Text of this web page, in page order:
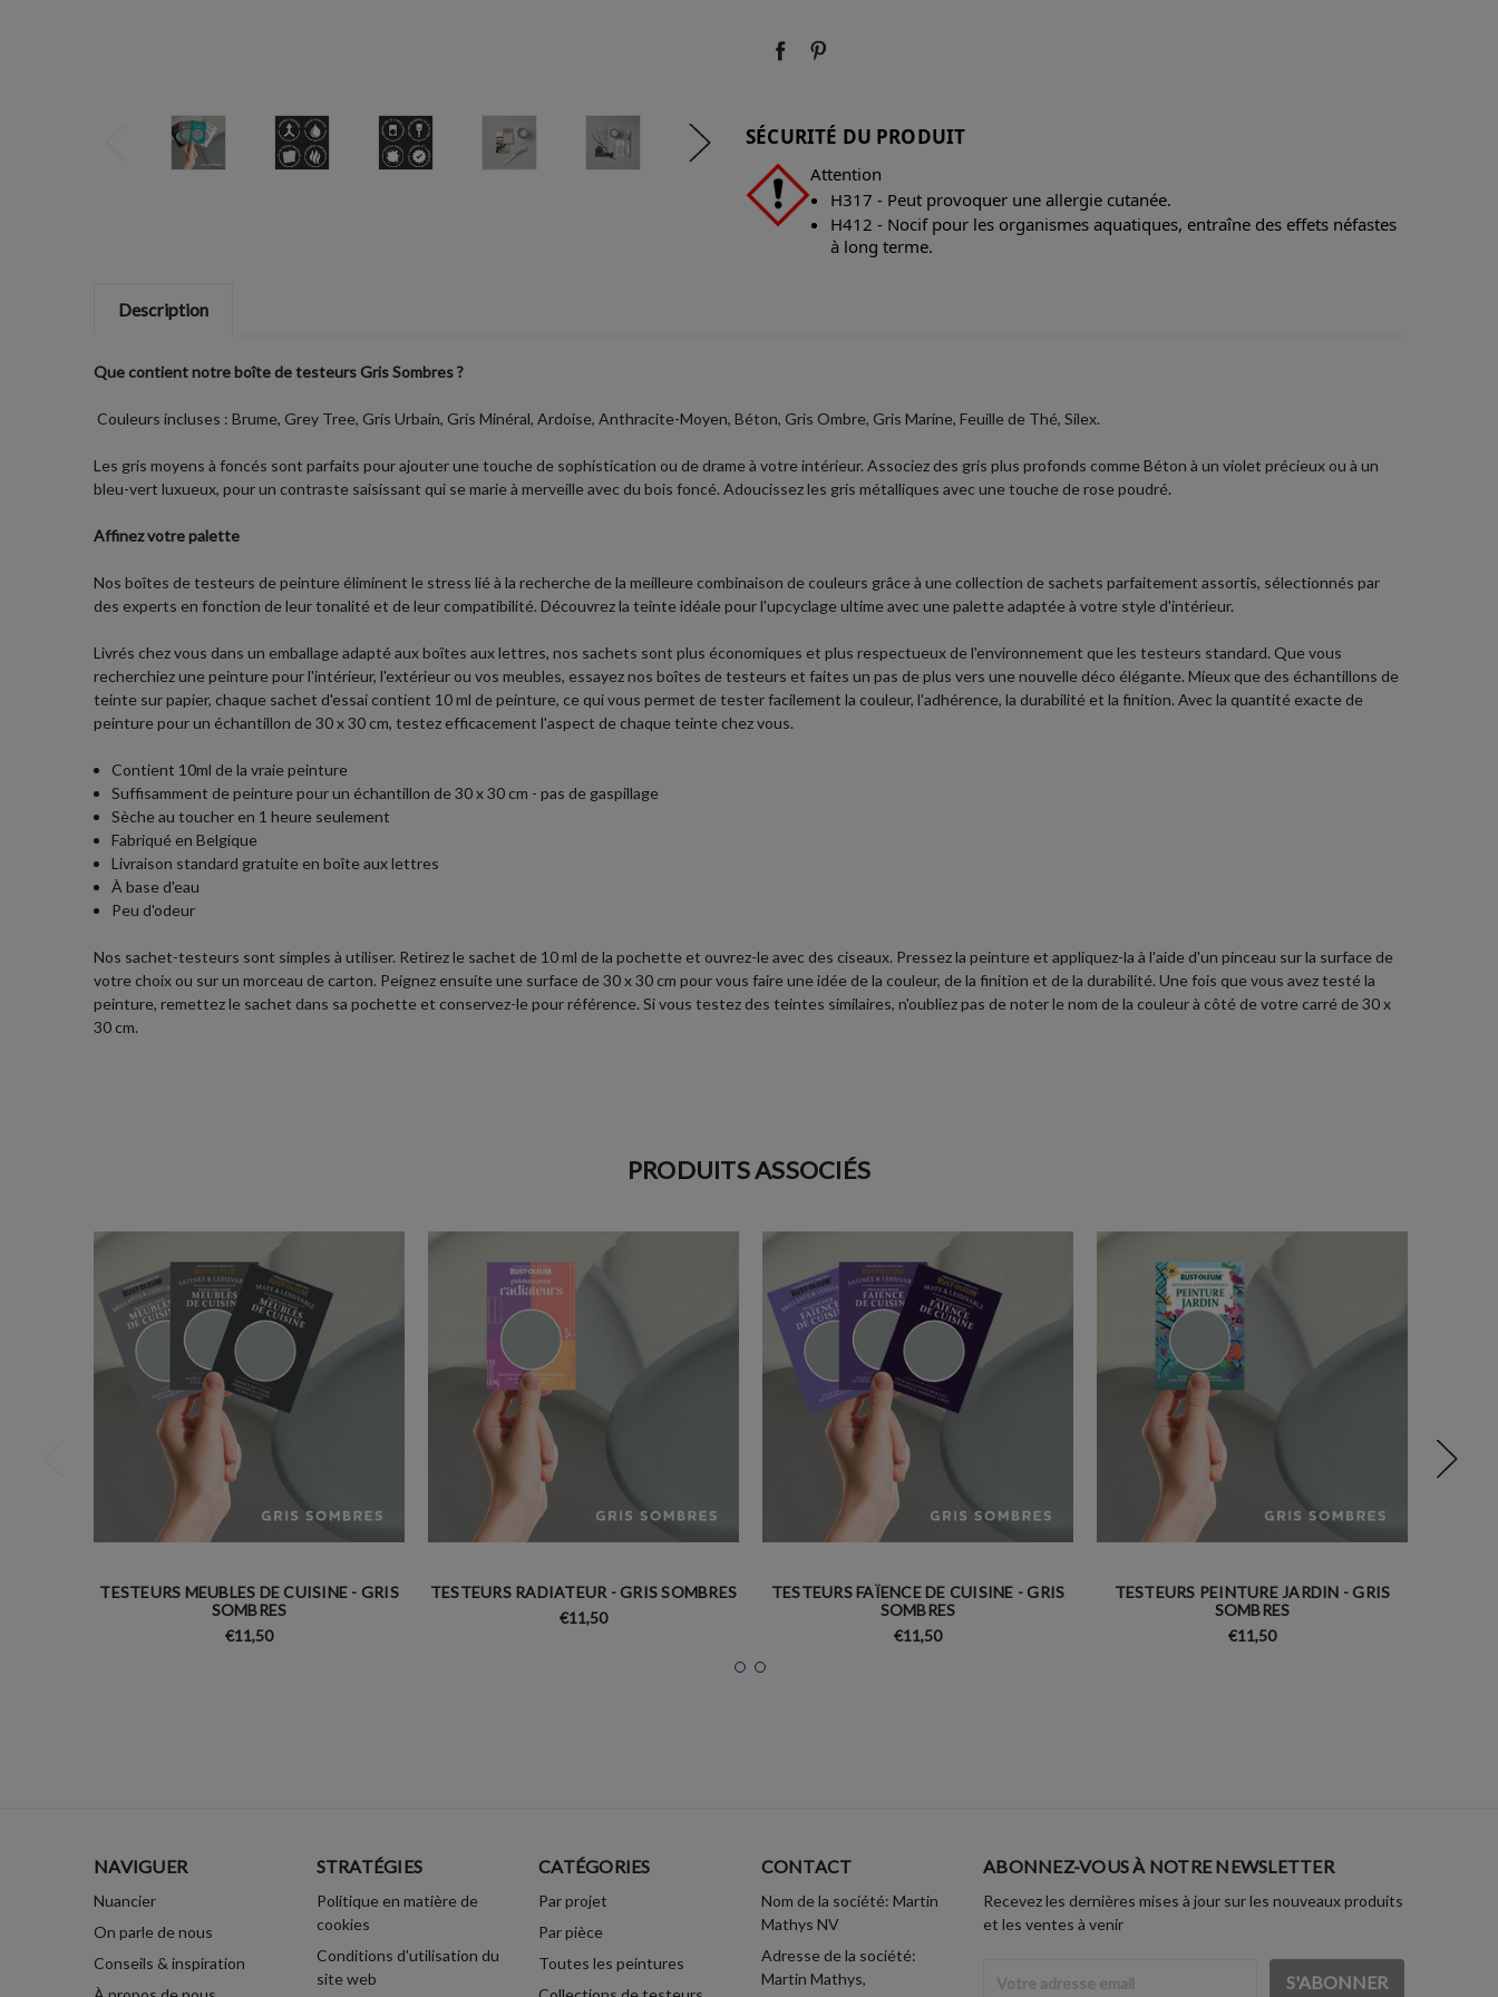
:
:
SÉCURITÉ DU PRODUIT
Attention
H317 - Peut provoquer une allergie cutanée.
H412 - Nocif pour les organismes aquatiques, entraîne des effets néfastes
à long terme.
Description
Que contient notre boîte de testeurs Gris Sombres ?
Couleurs incluses : Brume, Grey Tree, Gris Urbain, Gris Minéral, Ardoise, Anthracite-Moyen, Béton, Gris Ombre, Gris Marine, Feuille de Thé, Silex.
Les gris moyens à foncés sont parfaits pour ajouter une touche de sophistication ou de drame à votre intérieur. Associez des gris plus profonds comme Béton à un violet précieux ou à un
bleu-vert luxueux, pour un contraste saisissant qui se marie à merveille avec du bois foncé. Adoucissez les gris métalliques avec une touche de rose poudré.
Affinez votre palette
Nos boîtes de testeurs de peinture éliminent le stress lié à la recherche de la meilleure combinaison de couleurs grâce à une collection de sachets parfaitement assortis, sélectionnés par
des experts en fonction de leur tonalité et de leur compatibilité. Découvrez la teinte idéale pour l'upcyclage ultime avec une palette adaptée à votre style d'intérieur.
Livrés chez vous dans un emballage adapté aux boîtes aux lettres, nos sachets sont plus économiques et plus respectueux de l'environnement que les testeurs standard. Que vous
recherchiez une peinture pour l'intérieur, l'extérieur ou vos meubles, essayez nos boîtes de testeurs et faites un pas de plus vers une nouvelle déco élégante. Mieux que des échantillons de
teinte sur papier, chaque sachet d'essai contient 10 ml de peinture, ce qui vous permet de tester facilement la couleur, l'adhérence, la durabilité et la finition. Avec la quantité exacte de
peinture pour un échantillon de 30 x 30 cm, testez efficacement l'aspect de chaque teinte chez vous.
Contient 10ml de la vraie peinture
Suffisamment de peinture pour un échantillon de 30 x 30 cm - pas de gaspillage
Sèche au toucher en 1 heure seulement
Fabriqué en Belgique
Livraison standard gratuite en boîte aux lettres
À base d'eau
Peu d'odeur
Nos sachet-testeurs sont simples à utiliser. Retirez le sachet de 10 ml de la pochette et ouvrez-le avec des ciseaux. Pressez la peinture et appliquez-la à l'aide d'un pinceau sur la surface de
votre choix ou sur un morceau de carton. Peignez ensuite une surface de 30 x 30 cm pour vous faire une idée de la couleur, de la finition et de la durabilité. Une fois que vous avez testé la
peinture, remettez le sachet dans sa pochette et conservez-le pour référence. Si vous testez des teintes similaires, n'oubliez pas de noter le nom de la couleur à côté de votre carré de 30 x
30 cm.
PRODUITS ASSOCIÉS
TESTEURS MEUBLES DE CUISINE - GRIS
SOMBRES
€11,50
TESTEURS RADIATEUR - GRIS SOMBRES
€11,50
TESTEURS FAÏENCE DE CUISINE - GRIS
SOMBRES
€11,50
TESTEURS PEINTURE JARDIN - GRIS
SOMBRES
€11,50
NAVIGUER
Nuancier
On parle de nous
Conseils & inspiration
STRATÉGIES
Politique en matière de
cookies
Conditions d'utilisation du
site web
CATÉGORIES
Par projet
Par pièce
Toutes les peintures
CONTACT
Nom de la société: Martin
Mathys NV
Adresse de la société:
Martin Mathys,
ABONNEZ-VOUS À NOTRE NEWSLETTER
Recevez les dernières mises à jour sur les nouveaux produits
et les ventes à venir